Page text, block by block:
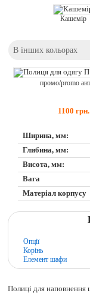
Кашемір
В інших кольорах
промо/promo
1100 грн.
Ширина, мм:
Глибина, мм:
Висота, мм:
Вага
Матеріал корпусу
Опції
Корінь
Елемент шафи
Полиці для наповнення